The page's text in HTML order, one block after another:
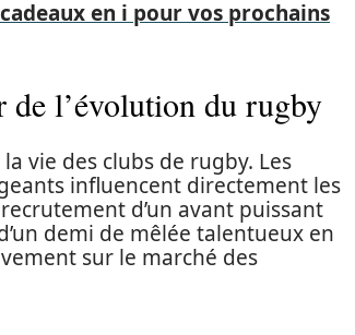
en i pour vos prochains
l’évolution du rugby
vie des clubs de rugby. Les
influencent directement les
d’un avant puissant
demi de mêlée talentueux en
sur le marché des